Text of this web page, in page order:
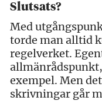
Slutsats?
Med
torde man alltid
regelverket.
exempel. Men
skrivningar går